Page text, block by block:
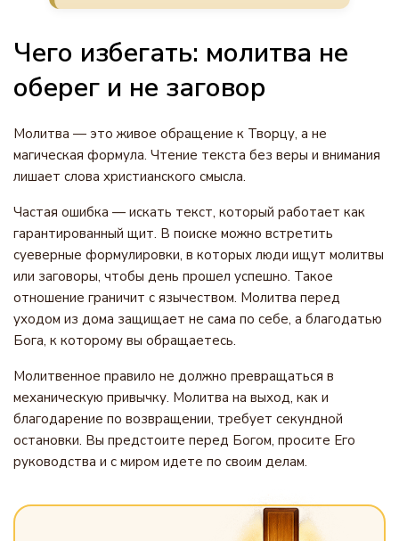
Чего избегать: молитва не
оберег и не заговор
Молитва — это живое обращение к Творцу, а не
магическая формула. Чтение текста без веры и внимания
лишает слова христианского смысла.
Частая ошибка — искать текст, который работает как
гарантированный щит. В поиске можно встретить
суеверные формулировки, в которых люди ищут молитвы
или заговоры, чтобы день прошел успешно. Такое
отношение граничит с язычеством. Молитва перед
уходом из дома защищает не сама по себе, а благодатью
Бога, к которому вы обращаетесь.
Молитвенное правило не должно превращаться в
механическую привычку. Молитва на выход, как и
благодарение по возвращении, требует секундной
остановки. Вы предстоите перед Богом, просите Его
руководства и с миром идете по своим делам.